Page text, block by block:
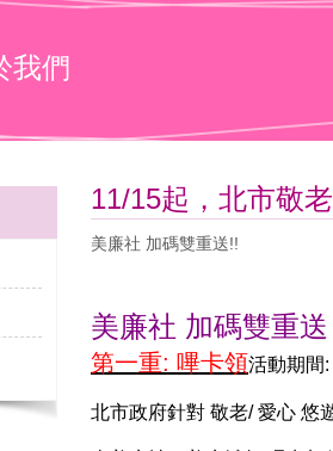
我們
11/15起，北市敬
美廉社 加碼雙重送!!
美廉社 加碼雙重送
第一重: 嗶卡領​​活動期間
北市政府針對 敬老/ 愛心 悠